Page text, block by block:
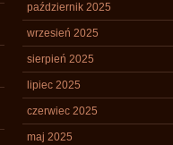
październik 2025
wrzesień 2025
sierpień 2025
lipiec 2025
czerwiec 2025
maj 2025